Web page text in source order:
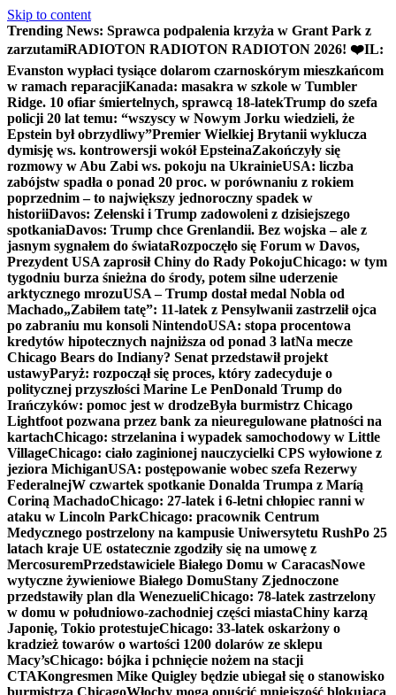
Skip to content
Trending News: Sprawca podpalenia krzyża w Grant Park z
zarzutamiRADIOTON RADIOTON RADIOTON 2026! ❤️IL:
Evanston wypłaci tysiące dolarom czarnoskórym mieszkańcom
w ramach reparacjiKanada: masakra w szkole w Tumbler
Ridge. 10 ofiar śmiertelnych, sprawcą 18-latekTrump do szefa
policji 20 lat temu: “wszyscy w Nowym Jorku wiedzieli, że
Epstein był obrzydliwy”Premier Wielkiej Brytanii wyklucza
dymisję ws. kontrowersji wokół EpsteinaZakończyły się
rozmowy w Abu Zabi ws. pokoju na UkrainieUSA: liczba
zabójstw spadła o ponad 20 proc. w porównaniu z rokiem
poprzednim – to największy jednoroczny spadek w
historiiDavos: Zełenski i Trump zadowoleni z dzisiejszego
spotkaniaDavos: Trump chce Grenlandii. Bez wojska – ale z
jasnym sygnałem do świataRozpoczęło się Forum w Davos,
Prezydent USA zaprosił Chiny do Rady PokojuChicago: w tym
tygodniu burza śnieżna do środy, potem silne uderzenie
arktycznego mrozuUSA – Trump dostał medal Nobla od
Machado„Zabiłem tatę”: 11-latek z Pensylwanii zastrzelił ojca
po zabraniu mu konsoli NintendoUSA: stopa procentowa
kredytów hipotecznych najniższa od ponad 3 latNa mecze
Chicago Bears do Indiany? Senat przedstawił projekt
ustawyParyż: rozpoczął się proces, który zadecyduje o
politycznej przyszłości Marine Le PenDonald Trump do
Irańczyków: pomoc jest w drodzeByła burmistrz Chicago
Lightfoot pozwana przez bank za nieuregulowane płatności na
kartachChicago: strzelanina i wypadek samochodowy w Little
VillageChicago: ciało zaginionej nauczycielki CPS wyłowione z
jeziora MichiganUSA: postępowanie wobec szefa Rezerwy
FederalnejW czwartek spotkanie Donalda Trumpa z Maríą
Coriną MachadoChicago: 27-latek i 6-letni chłopiec ranni w
ataku w Lincoln ParkChicago: pracownik Centrum
Medycznego postrzelony na kampusie Uniwersytetu RushPo 25
latach kraje UE ostatecznie zgodziły się na umowę z
MercosuremPrzedstawiciele Białego Domu w CaracasNowe
wytyczne żywieniowe Białego DomuStany Zjednoczone
przedstawiły plan dla WenezueliChicago: 78-latek zastrzelony
w domu w południowo-zachodniej części miastaChiny karzą
Japonię, Tokio protestujeChicago: 33-latek oskarżony o
kradzież towarów o wartości 1200 dolarów ze sklepu
Macy’sChicago: bójka i pchnięcie nożem na stacji
CTAKongresmen Mike Quigley będzie ubiegał się o stanowisko
burmistrza ChicagoWłochy mogą opuścić mniejszość blokującą